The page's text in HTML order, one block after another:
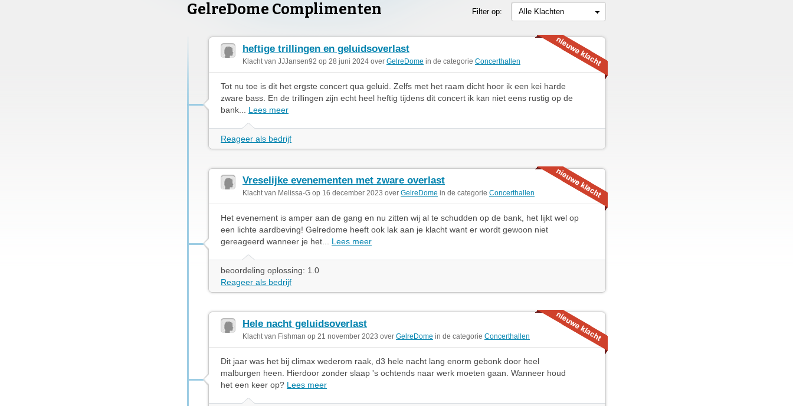
GelreDome Complimenten Filter op: Alle Klachten
heftige trillingen en geluidsoverlast
Klacht van JJJansen92 op 28 juni 2024 over GelreDome in de categorie Concerthallen
Tot nu toe is dit het ergste concert qua geluid. Zelfs met het raam dicht hoor ik een kei harde
zware bass. En de trillingen zijn echt heel heftig tijdens dit concert ik kan niet eens rustig op de
bank... Lees meer
Reageer als bedrijf
Vreselijke evenementen met zware overlast
Klacht van Melissa-G op 16 december 2023 over GelreDome in de categorie Concerthallen
Het evenement is amper aan de gang en nu zitten wij al te schudden op de bank, het lijkt wel op
een lichte aardbeving! Gelredome heeft ook lak aan je klacht want er wordt gewoon niet
gereageerd wanneer je het... Lees meer
beoordeling oplossing: 1.0
Reageer als bedrijf
Hele nacht geluidsoverlast
Klacht van Fishman op 21 november 2023 over GelreDome in de categorie Concerthallen
Dit jaar was het bij climax wederom raak, d3 hele nacht lang enorm gebonk door heel
malburgen heen. Hierdoor zonder slaap 's ochtends naar werk moeten gaan. Wanneer houd
het een keer op? Lees meer